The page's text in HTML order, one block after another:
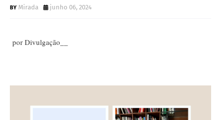
Mirada junho 06, 2024
por Divulgação__